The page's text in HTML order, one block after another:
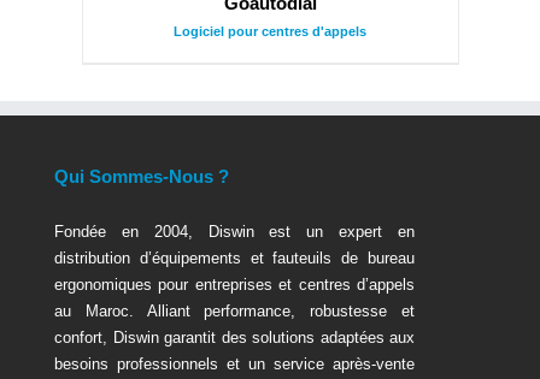
Logiciel pour centres d'appels
Qui Sommes-Nous ?
Fondée en 2004, Diswin est un expert en
distribution d’équipements et fauteuils de bureau
ergonomiques pour entreprises et centres d’appels
au Maroc. Alliant performance, robustesse et
confort, Diswin garantit des solutions adaptées aux
besoins professionnels et un service après-vente